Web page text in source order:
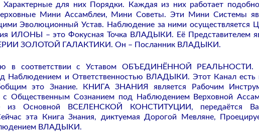
для них Порядки. Каждая из них работает
Мини Ассамблеи, Мини Советы. Эти Мини Системы
Эволюционный Устав. Наблюдение за ними осуществляется
ИЛОНЫ – это Фокусная Точка ВЛАДЫКИ. Её Представителем
ЗОЛОТОЙ ГАЛАКТИКИ. Он – Посланник ВЛАДЫКИ.
в соответствии с Уставом ОБЪЕДИНЁННОЙ РЕАЛЬНОСТИ.
Наблюдением и Ответственностью ВЛАДЫКИ. Этот Канал есть
это Знание. КНИГА ЗНАНИЯ является Рабочим
с Общественным Сознанием под Наблюдением Верховной
из Основной ВСЕЛЕНСКОЙ КОНСТИТУЦИИ, передаётся
эта Книга Знания, диктуемая Дорогой Мевляне,
ВЛАДЫКИ.